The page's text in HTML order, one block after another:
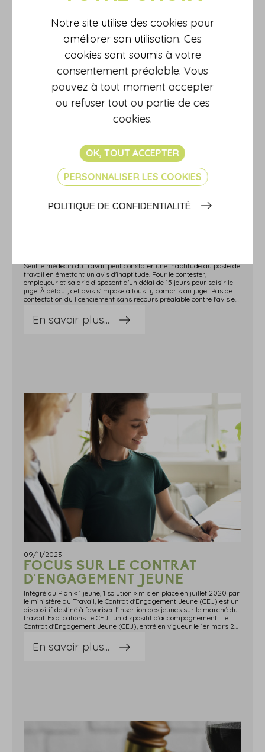
Seul le médecin du travail peut constater une inaptitude au poste de
travail en émettant un avis d'inaptitude. Pour le contester,
employeur et salarié disposent d'un délai de 15 jours pour saisir le
juge. À défaut, cet avis s'impose à tous…y compris au juge…Pas de
contestation du licenciement sans recours préalable contre l'avis erroné !Un salarié est licencié pour inaptitude, ce qu'il conteste. Pourquoi ? Parce que sur l'avis d'inaptitude, le médecin du travail s'est trompé dans la dénomination de son poste.Une erreur de nature à altérer la légitimité du licenciement !Pour le salarié, en effet, dès lors que le licenciement repose sur un avis d'inaptitude erroné, il doit être considéré comme dépourvu de cause réelle et sérieuse.« Non ! », se défend l'employeur : le salarié ne peut pas contester le licenciement pour ce motif puisqu'il n'a pas formé de recours contre l'avis d'inaptitude en tant que tel, dans le délai légal de 15 jours.« Tout à fait », confirme le juge, qui valide le raisonnement de l'employeur.En l'absence d'un recours de l'employeur ou du salarié contre un avis erroné émis par le médecin du travail, celui-ci s'impose à tous, y compris au juge.Un salarié ne peut donc pas contester la légitimité de son licenciement pour inaptitude au motif d'une erreur dans l'avis d'inaptitude sans avoir, au préalable, formé un recours contre l'avis en tant que tel. Sources : Arrêt de la Cour de cassation, chambre sociale, du 25 octobre 2023, no 22-12833Inaptitude du salarié : et si l'avis est erroné ? - © Copyright WebLex
En savoir plus...
09/11/2023
FOCUS SUR LE CONTRAT
D'ENGAGEMENT JEUNE
Intégré au Plan « 1 jeune, 1 solution » mis en place en juillet 2020 par
le ministère du Travail, le Contrat d'Engagement Jeune (CEJ) est un
dispositif destiné à favoriser l'insertion des jeunes sur le marché du
travail. Explications.Le CEJ : un dispositif d'accompagnement…Le
Contrat d'Engagement Jeune (CEJ), entré en vigueur le 1er mars 2022, propose aux jeunes un accompagnement individuel et intensif pour favoriser l'entrée rapide dans l'emploi durable.Ce dispositif est soumis à certaines conditions d'éligibilité. Ainsi, il est notamment prévu que le bénéficiaire : doit avoir entre 16 et 25 ans révolus (ou 29 ans lorsqu'il bénéficie d'une reconnaissance de la qualité de travailleur handicapé) ; ne doit pas être étudiant et ne doit pas suivre de formation ; doit rencontrer des difficultés d'insertion sur le marché du travail.Si ces conditions sont réunies, le jeune qui signe ce contrat bénéficie alors : d'un accompagnement de 12 mois avec un conseiller dédié (pouvant s'étendre exceptionnellement jusqu'à 18 mois); d'un programme intensif de 15 à 20 heures par semaine ; d'une allocation pouvant aller jusqu'à 528 € par mois en fonction de ses ressources.En contrepartie, le bénéficiaire du CEJ s'engage à respecter les engagements pris et à suivre assidûment le programme défini conjointement avec son conseiller.Cet engagement se matérialise par la signature du CEJ qui, constitue une décision administrative prise au nom de l'État.…Tourné vers un objectif d'insertion sur le marché du travailAccueilli au sein de Pôle Emploi ou de la mission locale, ce dispositif a vocation à faciliter l'insertion sur le marché du travail.Pour ce faire, le CEJ a pour objectif de bâtir un parcours professionnel ou professionnalisant personnalisé, tourné vers l'accès à l'emploi durable.Ce dispositif, s'inscrivant dans le Plan « 1 jeune, 1 solution » se décline de différentes façons : stages d'immersion en entreprise, ateliers collectifs avec d'autres bénéficiaires, facilitation d'accès à des formations qualifiantes, services civique, prépa apprentissage, etc. Sources : Actualité du ministère du Travail du 24 octobre 2023 : « Le contrat d'Engagement Jeune, la solution pour les jeunes »Focus sur le Contrat d'Engagement Jeune - © Copyright WebLex
En savoir plus...
Notre site utilise des cookies pour
améliorer son utilisation. Ces
cookies sont soumis à votre
consentement préalable. Vous
pouvez à tout moment accepter
ou refuser tout ou partie de ces
cookies.
OK, TOUT ACCEPTER
PERSONNALISER LES COOKIES
POLITIQUE DE CONFIDENTIALITÉ